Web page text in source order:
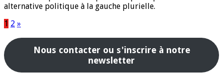
alternative politique à la gauche plurielle.
Pagination
des
publications
1 2 »
Nous contacter ou s'inscrire à notre
newsletter